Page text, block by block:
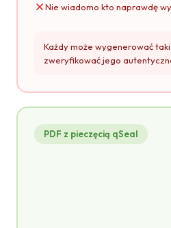
Nie wiadomo kto naprawdę
Każdy może wygenerować
zweryfikować jego
PDF z pieczęcią qSeal